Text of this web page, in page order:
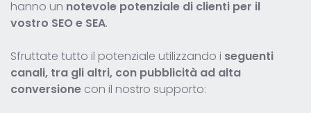
hanno un notevole potenziale di clienti per il
vostro SEO e SEA.
Sfruttate tutto il potenziale utilizzando i seguenti
canali, tra gli altri, con pubblicità ad alta
conversione con il nostro supporto: